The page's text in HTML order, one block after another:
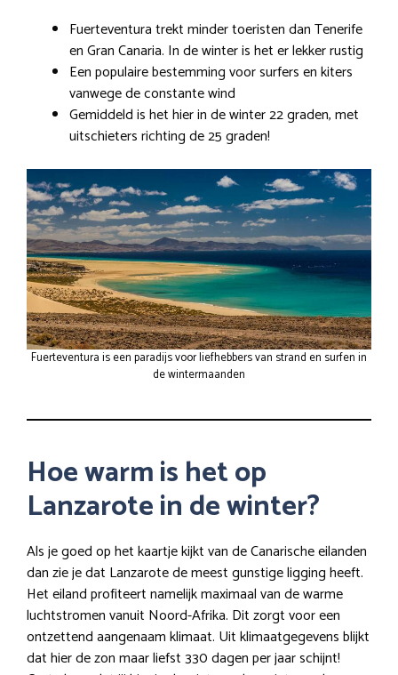
Fuerteventura trekt minder toeristen dan Tenerife
en Gran Canaria. In de winter is het er lekker rustig
Een populaire bestemming voor surfers en kiters
vanwege de constante wind
Gemiddeld is het hier in de winter 22 graden, met
uitschieters richting de 25 graden!
Fuerteventura is een paradijs voor liefhebbers van strand en surfen in
de wintermaanden
Hoe warm is het op
Lanzarote in de winter?
Als je goed op het kaartje kijkt van de Canarische eilanden
dan zie je dat Lanzarote de meest gunstige ligging heeft.
Het eiland profiteert namelijk maximaal van de warme
luchtstromen vanuit Noord-Afrika. Dit zorgt voor een
ontzettend aangenaam klimaat. Uit klimaatgegevens blijkt
dat hier de zon maar liefst 330 dagen per jaar schijnt!